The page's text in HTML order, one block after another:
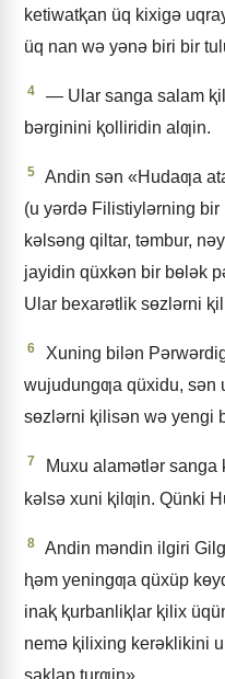
ketiwatⱪan üq kixigǝ
üq nan wǝ yǝnǝ biri bir
4
— Ular sanga salam
bǝrginini ⱪolliridin alƣin.
5
Andin sǝn «Hudaƣa
(u yǝrdǝ Filistiylǝrning
kǝlsǝng qiltar, tǝmbur,
jayidin qüxkǝn bir bɵlǝk
Ular bexarǝtlik sɵzlǝrni
6
Xuning bilǝn
wujudungƣa qüxidu, sǝn
sɵzlǝrni ⱪilisǝn wǝ yengi
7
Muxu alamǝtlǝr
kǝlsǝ xuni ⱪilƣin. Qünki
8
Andin mǝndin ilgiri
ⱨǝm yeningƣa qüxüp
inaⱪ ⱪurbanliⱪlar ⱪilix
nemǝ ⱪilixing kerǝklikini
saⱪlap turƣin».